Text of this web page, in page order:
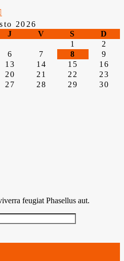
2026
J V S D
1
2
6 7 8
9
13 14 15
16
20 21 22
23
27 28 29
30
feugiat Phasellus aut.